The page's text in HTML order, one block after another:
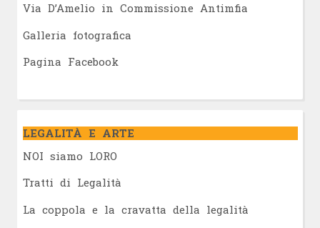
Via D’Amelio in Commissione Antimfia
Galleria fotografica
Pagina Facebook
LEGALITÀ E ARTE
NOI siamo LORO
Tratti di Legalità
La coppola e la cravatta della legalità